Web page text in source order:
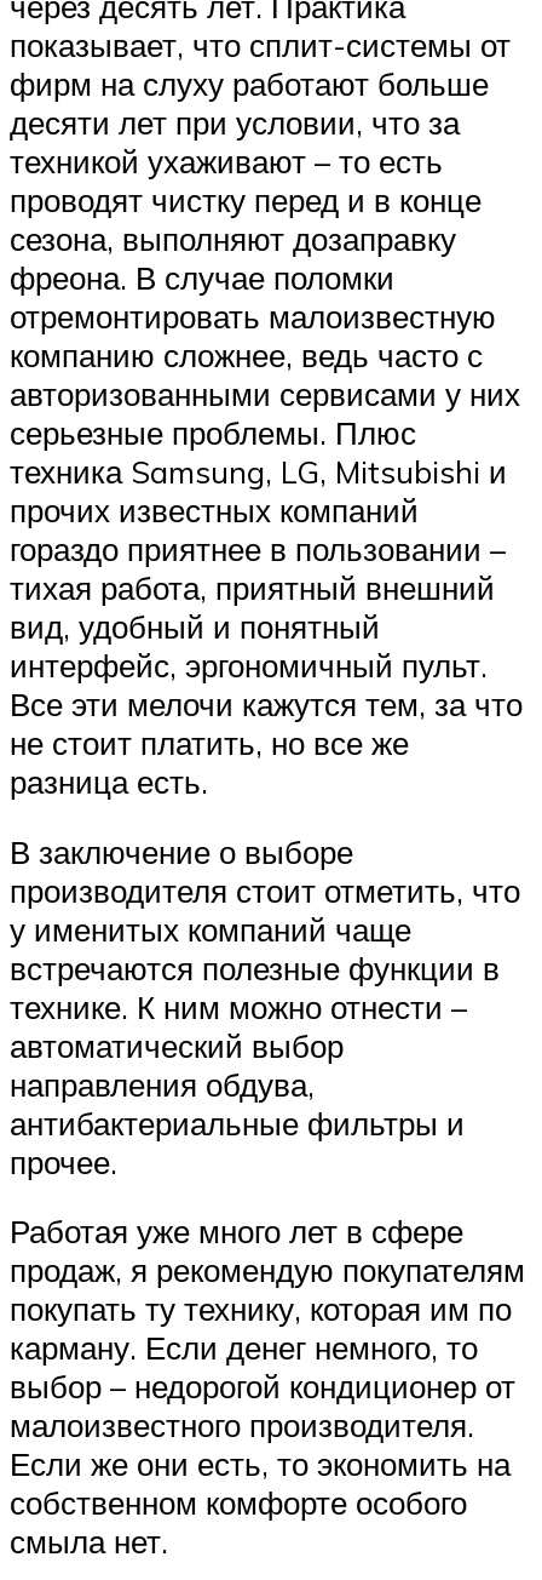
показывает, что сплит-системы от
фирм на слуху работают больше
десяти лет при условии, что за
техникой ухаживают – то есть
проводят чистку перед и в конце
сезона, выполняют дозаправку
фреона. В случае поломки
отремонтировать малоизвестную
компанию сложнее, ведь часто с
авторизованными сервисами у них
серьезные проблемы. Плюс
техника Samsung, LG, Mitsubishi и
прочих известных компаний
гораздо приятнее в пользовании –
тихая работа, приятный внешний
вид, удобный и понятный
интерфейс, эргономичный пульт.
Все эти мелочи кажутся тем, за что
не стоит платить, но все же
разница есть.
В заключение о выборе
производителя стоит отметить, что
у именитых компаний чаще
встречаются полезные функции в
технике. К ним можно отнести –
автоматический выбор
направления обдува,
антибактериальные фильтры и
прочее.
Работая уже много лет в сфере
продаж, я рекомендую покупателям
покупать ту технику, которая им по
карману. Если денег немного, то
выбор – недорогой кондиционер от
малоизвестного производителя.
Если же они есть, то экономить на
собственном комфорте особого
смыла нет.